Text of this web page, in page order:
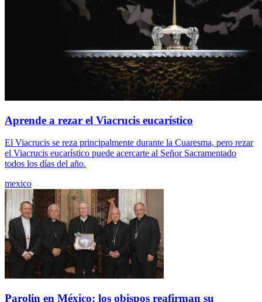
Aprende a rezar el Viacrucis eucarístico
El Viacrucis se reza principalmente durante la Cuaresma, pero rezar
el Viacrucis eucarístico puede acercarte al Señor Sacramentado
todos los días del año.
mexico
Parolin en México: los obispos reafirman su